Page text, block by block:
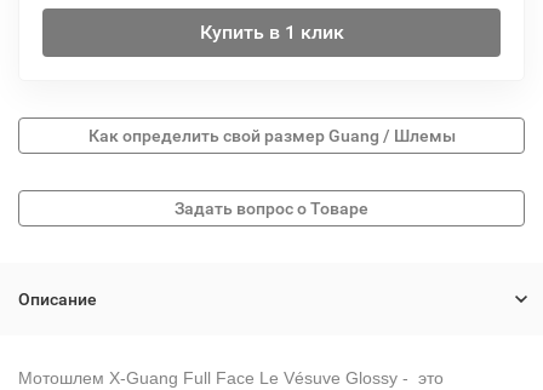
Купить в 1 клик
Как определить свой размер Guang / Шлемы
Описание
Мотошлем X-Guang Full Face Le Vésuve Glossy - это